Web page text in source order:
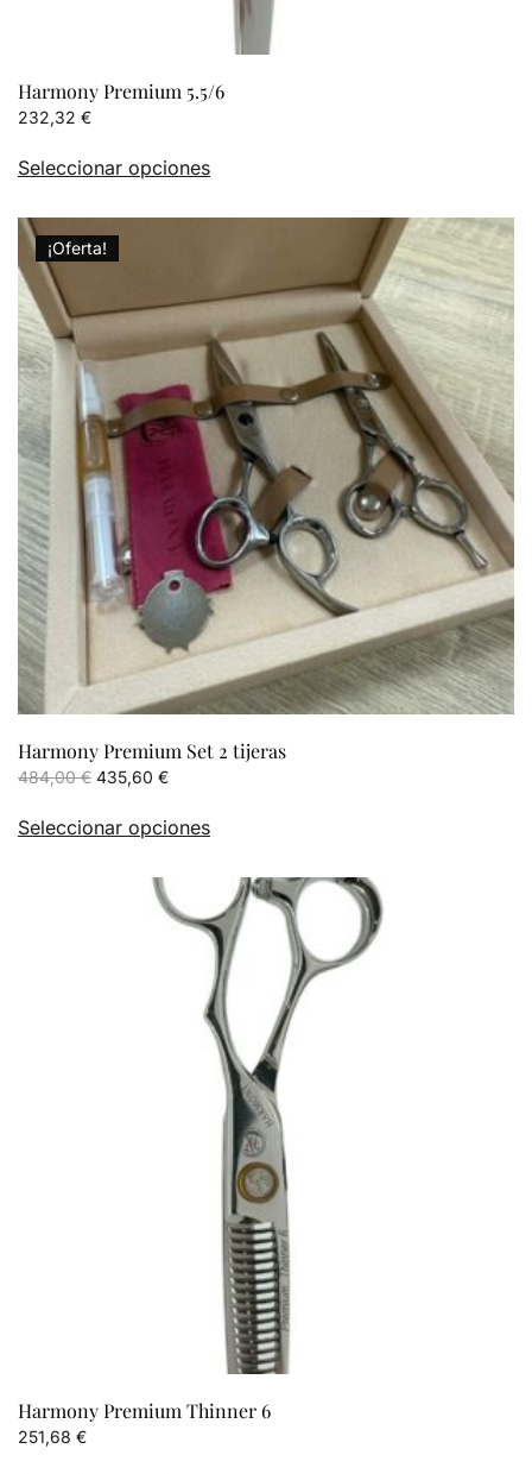
Harmony Premium 5.5/6
232,32 €
Seleccionar opcionesproducto
opciones
se
pueden
elegir
en
página
de
producto
¡Oferta!
Harmony Premium Set 2 tijeras
484,00€ El
original
484,00 €.
435,60 €El
actual
435,60 €.
Seleccionar opcionesproducto
múltiples
variantes.
Las
opciones
se
pueden
elegir
en
la
página
producto
Harmony Premium Thinner 6
251,68 €